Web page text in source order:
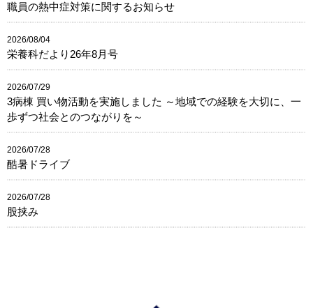
職員の熱中症対策に関するお知らせ
2026/08/04
栄養科だより26年8月号
2026/07/29
3病棟 買い物活動を実施しました ～地域での経験を大切に、一
歩ずつ社会とのつながりを～
2026/07/28
酷暑ドライブ
2026/07/28
股挟み